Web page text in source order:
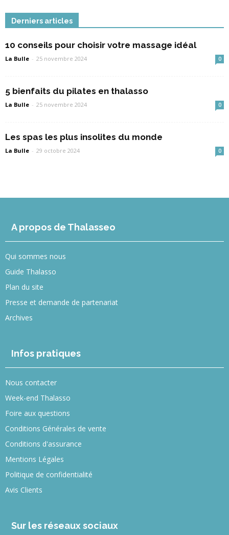
Derniers articles
10 conseils pour choisir votre massage idéal
La Bulle - 25 novembre 2024 0
5 bienfaits du pilates en thalasso
La Bulle - 25 novembre 2024 0
Les spas les plus insolites du monde
La Bulle - 29 octobre 2024 0
A propos de Thalasseo
Qui sommes nous
Guide Thalasso
Plan du site
Presse et demande de partenariat
Archives
Infos pratiques
Nous contacter
Week-end Thalasso
Foire aux questions
Conditions Générales de vente
Conditions d'assurance
Mentions Légales
Politique de confidentialité
Avis Clients
Sur les réseaux sociaux